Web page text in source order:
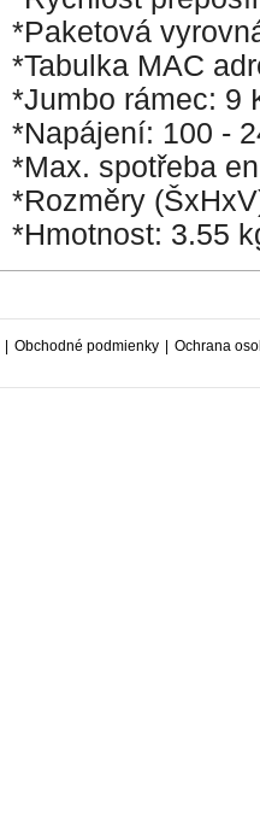
*Paketová
*Tabulka MAC
*Jumbo rámec: 9
*Napájení: 100 -
*Max. spotřeba
*Rozměry
*Hmotnost: 3.55
| Obchodné podmienky | Ochrana